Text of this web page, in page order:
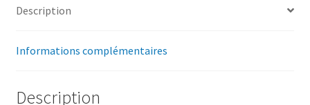
Description
Informations complémentaires
Description